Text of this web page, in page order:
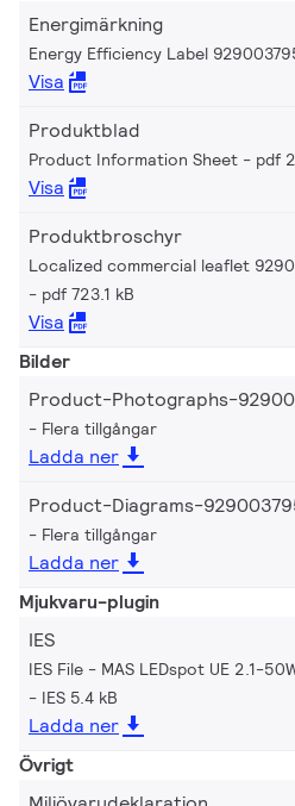
Energimärkning
Energy Efficiency Label
Visa
Produktblad
Product Information Sheet pdf
Visa
Produktbroschyr
Localized commercial leaflet
pdf 723.1 kB
Visa
Bilder
Product-Photographs-
Flera tillgångar
Ladda ner
Product-Diagrams-
Flera tillgångar
Ladda ner
Mjukvaru-plugin
IES
IES File - MAS LEDspot UE 2.1-
IES 5.4 kB
Ladda ner
Övrigt